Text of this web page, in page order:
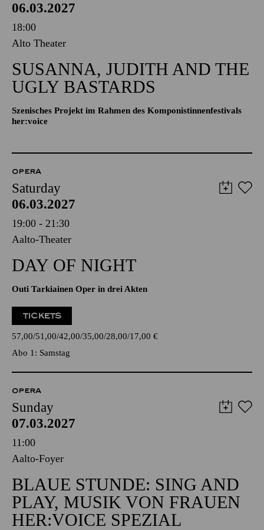
06.03.2027
18:00
Alto Theater
SUSANNA, JUDITH AND THE
UGLY BASTARDS
Szenisches Projekt im Rahmen des Komponistinnenfestivals
her:voice
OPERA
Saturday
06.03.2027
19:00 - 21:30
Aalto-Theater
DAY OF NIGHT
Outi Tarkiainen Oper in drei Akten
TICKETS
57,00 51,00 42,00 35,00 28,00 17,00 €
Abo 1: Samstag
OPERA
Sunday
07.03.2027
11:00
Aalto-Foyer
BLAUE STUNDE: SING AND
PLAY, MUSIK VON FRAUEN
HER:VOICE SPEZIAL